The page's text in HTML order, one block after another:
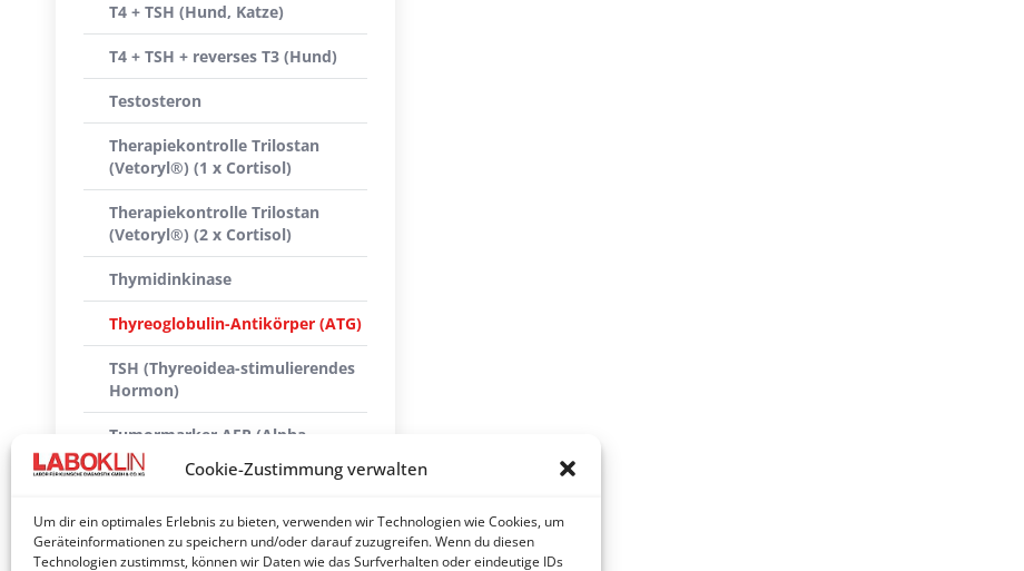
Cookie-Zustimmung verwalten
Um dir ein optimales Erlebnis zu bieten, verwenden wir Technologien wie Cookies, um
Geräteinformationen zu speichern und/oder darauf zuzugreifen. Wenn du diesen
Technologien zustimmst, können wir Daten wie das Surfverhalten oder eindeutige IDs
T4 + TSH (Hund, Katze)
T4 + TSH + reverses T3 (Hund)
Testosteron
Therapiekontrolle Trilostan
(Vetoryl®) (1 x Cortisol)
Therapiekontrolle Trilostan
(Vetoryl®) (2 x Cortisol)
Thymidinkinase
Thyreoglobulin-Antikörper (ATG)
TSH (Thyreoidea-stimulierendes
Hormon)
Tumormarker AFP (Alpha-
Fetoprotein)
embryonales Antigen)